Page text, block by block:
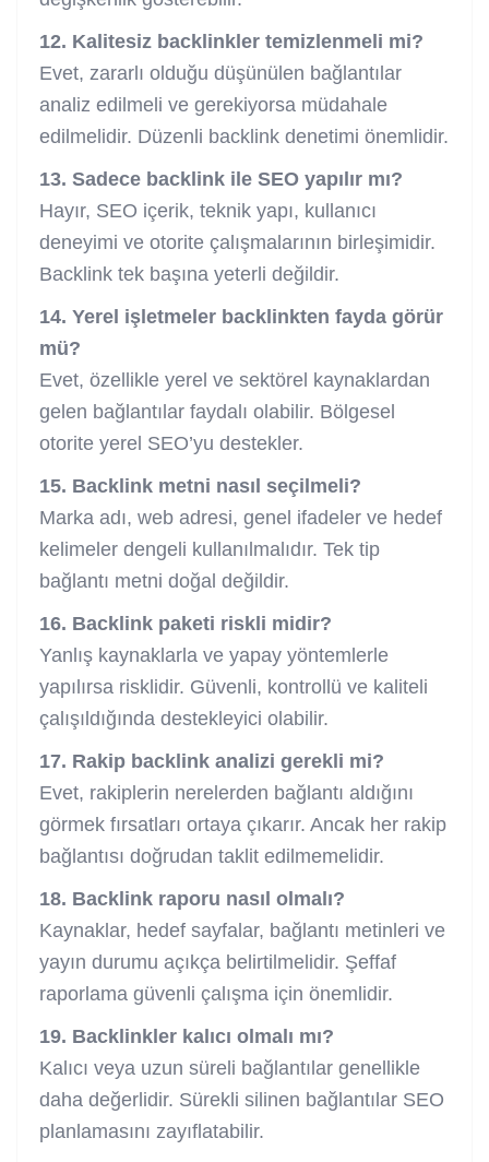
12. Kalitesiz backlinkler temizlenmeli mi?
Evet, zararlı olduğu düşünülen bağlantılar
analiz edilmeli ve gerekiyorsa müdahale
edilmelidir. Düzenli backlink denetimi önemlidir.
13. Sadece backlink ile SEO yapılır mı?
Hayır, SEO içerik, teknik yapı, kullanıcı
deneyimi ve otorite çalışmalarının birleşimidir.
Backlink tek başına yeterli değildir.
14. Yerel işletmeler backlinkten fayda görür
mü?
Evet, özellikle yerel ve sektörel kaynaklardan
gelen bağlantılar faydalı olabilir. Bölgesel
otorite yerel SEO’yu destekler.
15. Backlink metni nasıl seçilmeli?
Marka adı, web adresi, genel ifadeler ve hedef
kelimeler dengeli kullanılmalıdır. Tek tip
bağlantı metni doğal değildir.
16. Backlink paketi riskli midir?
Yanlış kaynaklarla ve yapay yöntemlerle
yapılırsa risklidir. Güvenli, kontrollü ve kaliteli
çalışıldığında destekleyici olabilir.
17. Rakip backlink analizi gerekli mi?
Evet, rakiplerin nerelerden bağlantı aldığını
görmek fırsatları ortaya çıkarır. Ancak her rakip
bağlantısı doğrudan taklit edilmemelidir.
18. Backlink raporu nasıl olmalı?
Kaynaklar, hedef sayfalar, bağlantı metinleri ve
yayın durumu açıkça belirtilmelidir. Şeffaf
raporlama güvenli çalışma için önemlidir.
19. Backlinkler kalıcı olmalı mı?
Kalıcı veya uzun süreli bağlantılar genellikle
daha değerlidir. Sürekli silinen bağlantılar SEO
planlamasını zayıflatabilir.